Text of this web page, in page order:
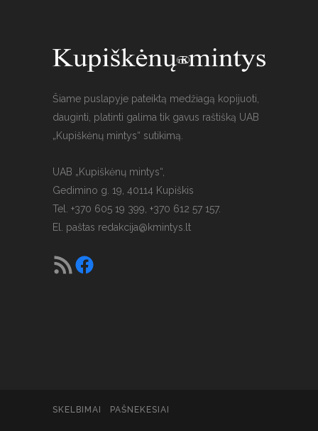
Šiame puslapyje pateiktą medžiagą kopijuoti,
dauginti, platinti galima tik gavus raštišką UAB
„Kupiškėnų mintys“ sutikimą.
UAB „Kupiškėnų mintys“,
Gedimino g. 19, 40114 Kupiškis
Tel. +370 605 19 399, +370 612 57 157.
El. paštas redakcija@kmintys.lt
SKELBIMAI PAŠNEKESIAI